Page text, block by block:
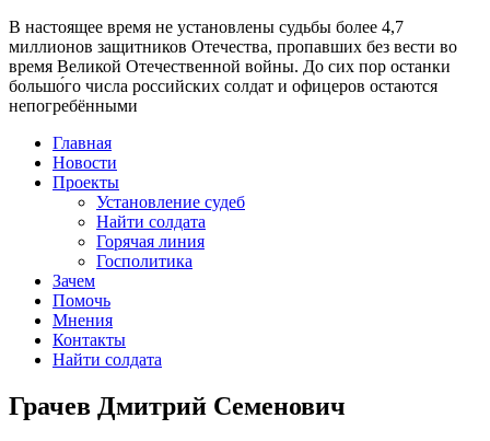
В настоящее время не установлены судьбы более 4,7
миллионов защитников Отечества, пропавших без вести во
время Великой Отечественной войны. До сих пор останки
большо́го числа российских солдат и офицеров остаются
непогребёнными
Главная
Новости
Проекты
Установление судеб
Найти солдата
Горячая линия
Госполитика
Зачем
Помочь
Мнения
Контакты
Найти солдата
Грачев Дмитрий Семенович